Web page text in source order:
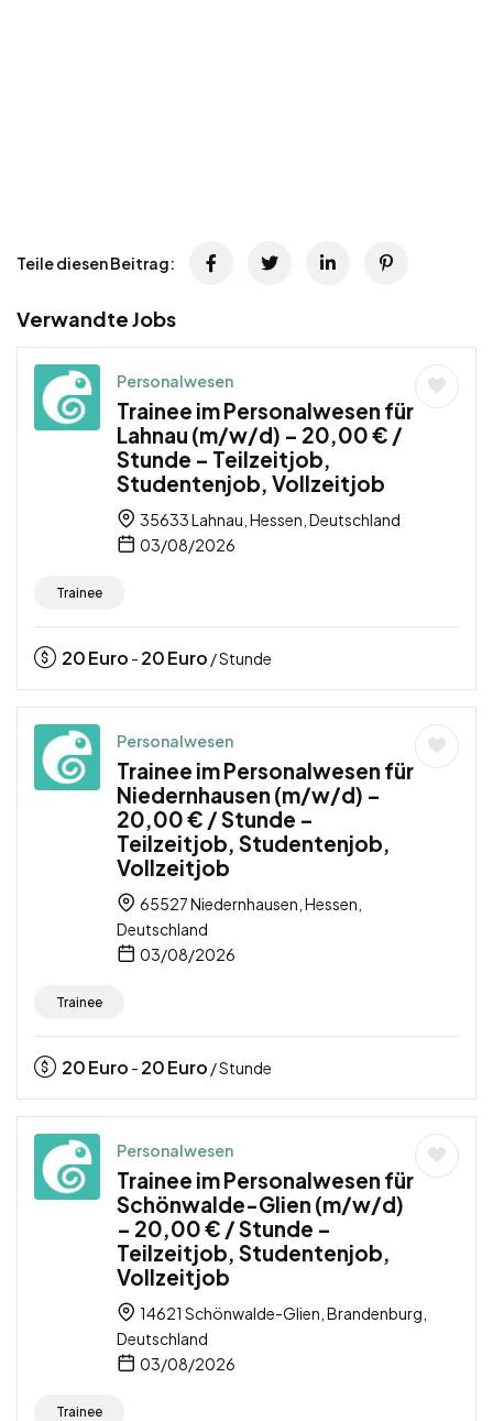
Teile diesen Beitrag:
Verwandte Jobs
Personalwesen
Trainee im Personalwesen für
Lahnau (m/w/d) – 20,00 € /
Stunde – Teilzeitjob,
Studentenjob, Vollzeitjob
35633 Lahnau, Hessen, Deutschland
03/08/2026
Trainee
20Euro - 20Euro / Stunde
Personalwesen
Trainee im Personalwesen für
Niedernhausen (m/w/d) –
20,00 € / Stunde –
Teilzeitjob, Studentenjob,
Vollzeitjob
65527 Niedernhausen, Hessen,
Deutschland
03/08/2026
Trainee
20Euro - 20Euro / Stunde
Personalwesen
Trainee im Personalwesen für
Schönwalde-Glien (m/w/d)
– 20,00 € / Stunde –
Teilzeitjob, Studentenjob,
Vollzeitjob
14621 Schönwalde-Glien, Brandenburg,
Deutschland
03/08/2026
Trainee